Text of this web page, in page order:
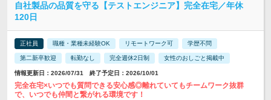
自社製品の品質を守る【テストエンジニア】完全在宅／年休
120日
正社員 職種・業種未経験OK リモートワーク可 学歴不問
第二新卒歓迎 転勤なし 完全週休2日制 女性のおしごと掲載中
情報更新日：2026/07/31 終了予定日：2026/10/01
完全在宅×いつでも質問できる安心感◎離れていてもチームワーク抜群
で、いつでも仲間と繋がれる環境です！